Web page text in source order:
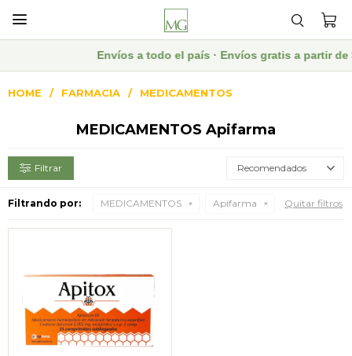

Envíos a todo el país · Envíos gratis a partir de
HOME FARMACIA MEDICAMENTOS
MEDICAMENTOS Apifarma
Recomendados
Filtrando por: MEDICAMENTOS Apifarma Quitar filtros